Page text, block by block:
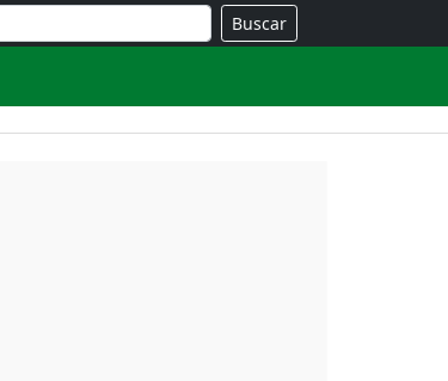
Buscar